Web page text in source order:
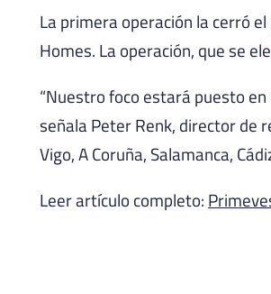
La primera operación la cerró
Homes. La operación, que se
“Nuestro foco estará puesto
señala Peter Renk, director de
Vigo, A Coruña, Salamanca,
Leer artículo completo: